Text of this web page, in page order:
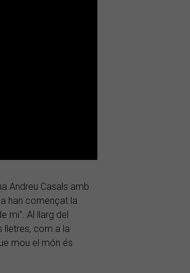
Andreu Casals amb
han començat la
mi". Al llarg del
lletres, com a la
mou el món és